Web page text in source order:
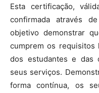
Esta certificação,
confirmada através
objetivo demonstrar
cumprem os requisitos
dos estudantes e das
seus serviços.
forma contínua, os